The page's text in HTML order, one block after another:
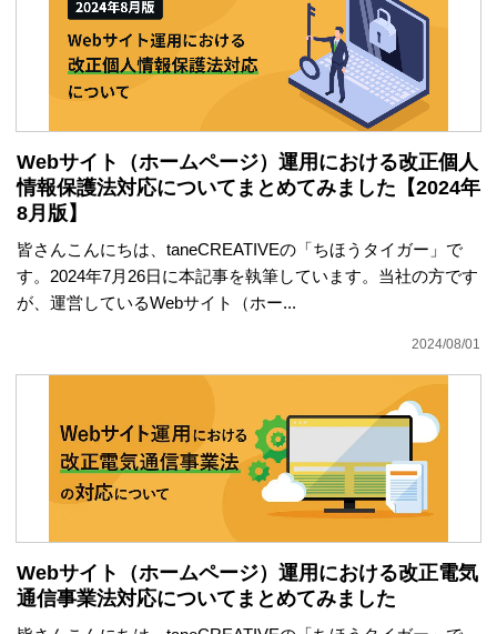
Webサイト（ホームページ）運用における改正個人
情報保護法対応についてまとめてみました【2024年
8月版】
皆さんこんにちは、taneCREATIVEの「ちほうタイガー」で
す。2024年7月26日に本記事を執筆しています。当社の方です
が、運営しているWebサイト（ホー...
2024/08/01
Webサイト（ホームページ）運用における改正電気
通信事業法対応についてまとめてみました